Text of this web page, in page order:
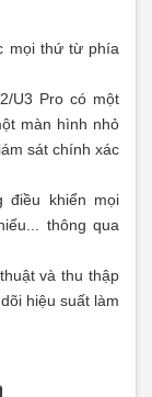
mọi thứ từ phía
U3 Pro có một
màn hình nhỏ
sát chính xác
điều khiển mọi
thông qua
và thu thập
hiệu suất làm